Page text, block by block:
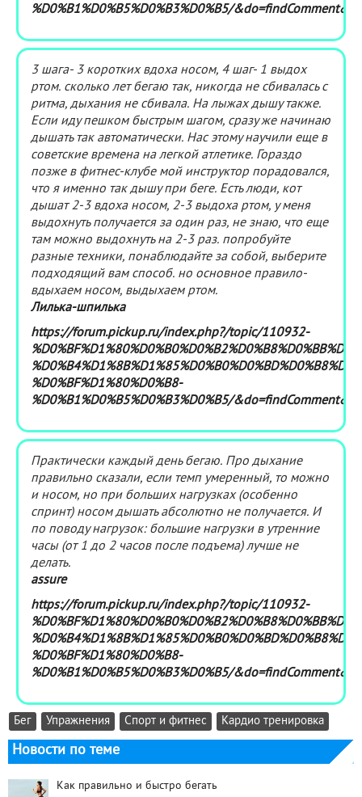
%D0%B1%D0%B5%D0%B3%D0%B5/
3 шага- 3 коротких вдоха носом, 4 шаг- 1 выдох
ртом. сколько лет бегаю так, никогда не сбивалась с
ритма, дыхания не сбивала. На лыжах дышу также.
Если иду пешком быстрым шагом, сразу же начинаю
дышать так автоматически. Нас этому научили еще в
советские времена на легкой атлетике. Гораздо
позже в фитнес-клубе мой инструктор порадовался,
что я именно так дышу при беге. Есть люди, кот
дышат 2-3 вдоха носом, 2-3 выдоха ртом, у меня
выдохнуть получается за один раз, не знаю, что еще
там можно выдохнуть на 2-3 раз. попробуйте
разные техники, понаблюдайте за собой, выберите
подходящий вам способ. но основное правило-
вдыхаем носом, выдыхаем ртом.
Лилька-шпилька
https://forum.pickup.ru/index.php?/topic/110932-
%D0%BF%D1%80%D0%B8-
%D0%B1%D0%B5%D0%B3%D0%B5/
Практически каждый день бегаю. Про дыхание
правильно сказали, если темп умеренный, то можно
и носом, но при больших нагрузках (особенно
спринт) носом дышать абсолютно не получается. И
по поводу нагрузок: большие нагрузки в утренние
часы (от 1 до 2 часов после подъема) лучше не
делать.
assure
https://forum.pickup.ru/index.php?/topic/110932-
%D0%BF%D1%80%D0%B8-
%D0%B1%D0%B5%D0%B3%D0%B5/
Бег Упражнения Спорт и фитнес Кардио тренировка
Новости по теме
Как правильно и быстро бегать